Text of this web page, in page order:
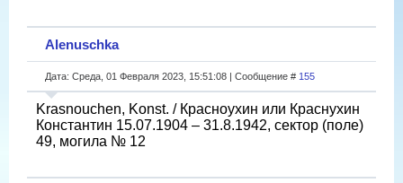
Alenuschka
Дата: Среда, 01 Февраля 2023, 15:51:08 | Сообщение # 155
Krasnouchen, Konst. / Красноухин или Краснухин
Константин 15.07.1904 – 31.8.1942, сектор (поле)
49, могила № 12